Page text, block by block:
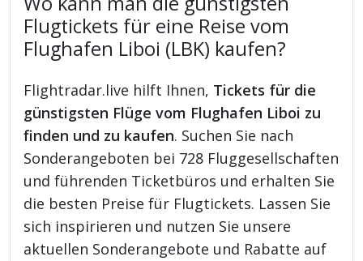
Flugtickets für eine Reise vom
Flughafen Liboi (LBK) kaufen?
Flightradar.live hilft Ihnen, Tickets für die
günstigsten Flüge vom Flughafen Liboi zu
finden und zu kaufen. Suchen Sie nach
Sonderangeboten bei 728 Fluggesellschaften
und führenden Ticketbüros und erhalten Sie
die besten Preise für Flugtickets. Lassen Sie
sich inspirieren und nutzen Sie unsere
aktuellen Sonderangebote und Rabatte auf